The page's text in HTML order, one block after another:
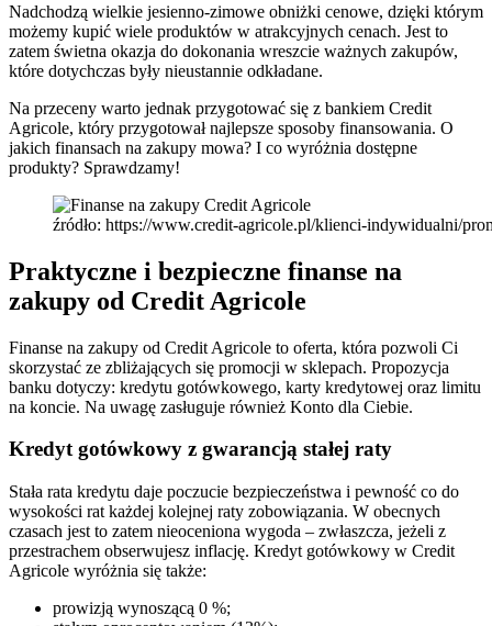
Nadchodzą wielkie jesienno-zimowe obniżki cenowe, dzięki którym
możemy kupić wiele produktów w atrakcyjnych cenach. Jest to
zatem świetna okazja do dokonania wreszcie ważnych zakupów,
które dotychczas były nieustannie odkładane.
Na przeceny warto jednak przygotować się z bankiem Credit
Agricole, który przygotował najlepsze sposoby finansowania. O
jakich finansach na zakupy mowa? I co wyróżnia dostępne
produkty? Sprawdzamy!
źródło: https://www.credit-agricole.pl/klienci-indywidualni/
Praktyczne i bezpieczne finanse na
zakupy od Credit Agricole
Finanse na zakupy od Credit Agricole to oferta, która pozwoli Ci
skorzystać ze zbliżających się promocji w sklepach. Propozycja
banku dotyczy: kredytu gotówkowego, karty kredytowej oraz limitu
na koncie. Na uwagę zasługuje również Konto dla Ciebie.
Kredyt gotówkowy z gwarancją stałej raty
Stała rata kredytu daje poczucie bezpieczeństwa i pewność co do
wysokości rat każdej kolejnej raty zobowiązania. W obecnych
czasach jest to zatem nieoceniona wygoda – zwłaszcza, jeżeli z
przestrachem obserwujesz inflację. Kredyt gotówkowy w Credit
Agricole wyróżnia się także:
prowizją wynoszącą 0 %;